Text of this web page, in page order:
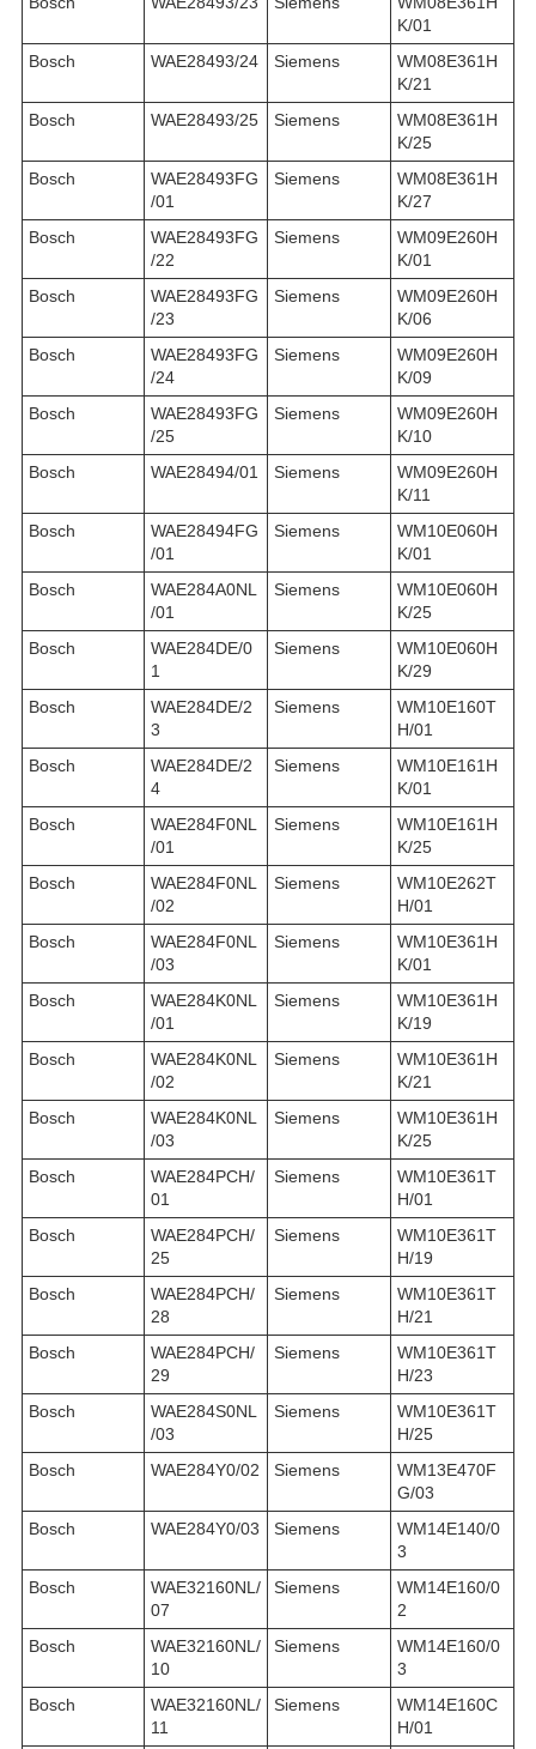
K/01
Bosch
WAE28493/24 Siemens
WM08E361H
K/21
Bosch
WAE28493/25 Siemens
WM08E361H
K/25
Bosch
WAE28493FG
/01
Siemens
WM08E361H
K/27
Bosch
WAE28493FG
/22
Siemens
WM09E260H
K/01
Bosch
WAE28493FG
/23
Siemens
WM09E260H
K/06
Bosch
WAE28493FG
/24
Siemens
WM09E260H
K/09
Bosch
WAE28493FG
/25
Siemens
WM09E260H
K/10
Bosch
WAE28494/01 Siemens
WM09E260H
K/11
Bosch
WAE28494FG
/01
Siemens
WM10E060H
K/01
Bosch
WAE284A0NL
/01
Siemens
WM10E060H
K/25
Bosch
WAE284DE/0
1
Siemens
WM10E060H
K/29
Bosch
WAE284DE/2
3
Siemens
WM10E160T
H/01
Bosch
WAE284DE/2
4
Siemens
WM10E161H
K/01
Bosch
WAE284F0NL
/01
Siemens
WM10E161H
K/25
Bosch
WAE284F0NL
/02
Siemens
WM10E262T
H/01
Bosch
WAE284F0NL
/03
Siemens
WM10E361H
K/01
Bosch
WAE284K0NL
/01
Siemens
WM10E361H
K/19
Bosch
WAE284K0NL
/02
Siemens
WM10E361H
K/21
Bosch
WAE284K0NL
/03
Siemens
WM10E361H
K/25
Bosch
WAE284PCH/
01
Siemens
WM10E361T
H/01
Bosch
WAE284PCH/
25
Siemens
WM10E361T
H/19
Bosch
WAE284PCH/
28
Siemens
WM10E361T
H/21
Bosch
WAE284PCH/
29
Siemens
WM10E361T
H/23
Bosch
WAE284S0NL
/03
Siemens
WM10E361T
H/25
Bosch
WAE284Y0/02 Siemens
WM13E470F
G/03
Bosch
WAE284Y0/03 Siemens
WM14E140/0
3
Bosch
WAE32160NL/
07
Siemens
WM14E160/0
2
Bosch
WAE32160NL/
10
Siemens
WM14E160/0
3
Bosch
WAE32160NL/
11
Siemens
WM14E160C
H/01